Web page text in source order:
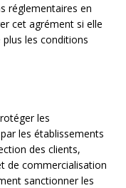
réglementaires en
cet agrément si elle
plus les conditions
les
les établissements
des clients,
de commercialisation
sanctionner les